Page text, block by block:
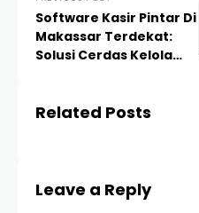
Software Kasir Pintar Di
Makassar Terdekat:
Solusi Cerdas Kelola
Related Posts
Leave a Reply